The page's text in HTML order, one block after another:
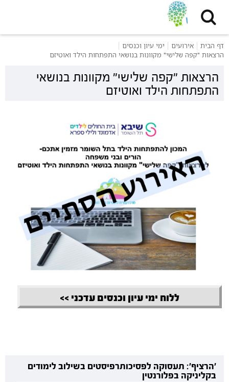
דף הבית אירועים
ימי עיון וכנסים
הרצאות "קפה שלישי" מקוונות בנושאי התפתחות הילד ואוטיזם
הרצאות "קפה שלישי" מקוונות בנושאי
התפתחות הילד ואוטיזם
ללוח ימי עיון וכנסים עדכני >>
'הרציף': תעסוקה לפסיכותרפיסטים בשילוב לימודים
בקליניקה בפלורנטין